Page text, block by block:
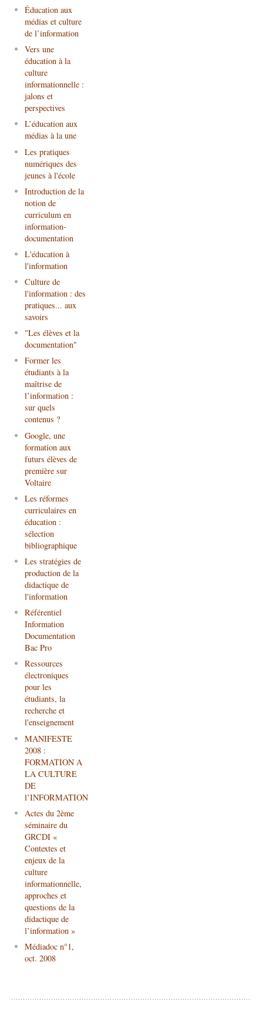
Éducation aux
médias et culture
de l’information
Vers une
éducation à la
culture
informationnelle :
jalons et
perspectives
L’éducation aux
médias à la une
Les pratiques
numériques des
jeunes à l'école
Introduction de la
notion de
curriculum en
information-
documentation
L'éducation à
l'information
Culture de
l'information : des
pratiques... aux
savoirs
"Les élèves et la
documentation"
Former les
étudiants à la
maîtrise de
l’information :
sur quels
contenus ?
Google, une
formation aux
futurs élèves de
première sur
Voltaire
Les réformes
curriculaires en
éducation :
sélection
bibliographique
Les stratégies de
production de la
didactique de
l'information
Référentiel
Information
Documentation
Bac Pro
Ressources
électroniques
pour les
étudiants, la
recherche et
l'enseignement
MANIFESTE
2008 :
FORMATION A
LA CULTURE
DE
l’INFORMATION
Actes du 2ème
séminaire du
GRCDI «
Contextes et
enjeux de la
culture
informationnelle,
approches et
questions de la
didactique de
l’information »
Médiadoc n°1,
oct. 2008